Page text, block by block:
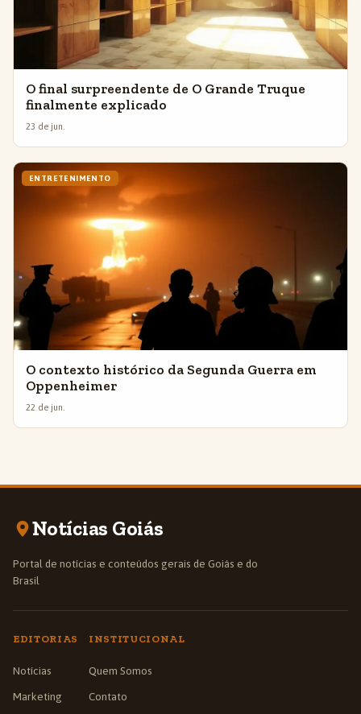
O final surpreendente de O Grande Truque
finalmente explicado
23 de jun.
ENTRETENIMENTO
O contexto histórico da Segunda Guerra em
Oppenheimer
22 de jun.
Notícias Goiás
Portal de notícias e conteúdos gerais de Goiás e do
Brasil
EDITORIAS
Notícias
Marketing
INSTITUCIONAL
Quem Somos
Contato